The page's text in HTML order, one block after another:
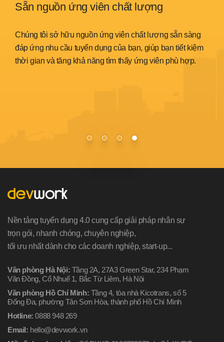
Sẵn nguồn ứng viên chất lượng
Chúng tôi sở hữu nguồn ứng viên chất lượng sẵn sàng
đáp ứng nhu cầu tuyển dụng của bạn, giúp bạn tiết kiệm
thời gian và tăng khả năng tìm thấy ứng viên phù hợp.
Nền tảng tuyển dụng 4.0 cung cấp giải pháp nhân sự
trọn gói, nhanh chóng, chuyên nghiệp,
tối ưu nhất dành cho các doanh nghiệp, start-up...
Văn phòng Hà Nội: Tầng 2A, 27A3 Green Star, 234 Phạm
Văn Đồng, Cổ Nhuế 1, Bắc Từ Liêm, Hà Nội
Văn phòng Hồ Chí Minh: Tầng 4, tòa nhà Kicotrans, số 5
Đống Đa, phường Tân Sơn Hòa, thành phố Hồ Chí Minh
Hotline: 0888 948 269
Email: hello@devwork.vn